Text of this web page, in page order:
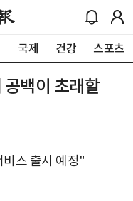
국제 건강 스포츠
백이 초래할
스 출시 예정"